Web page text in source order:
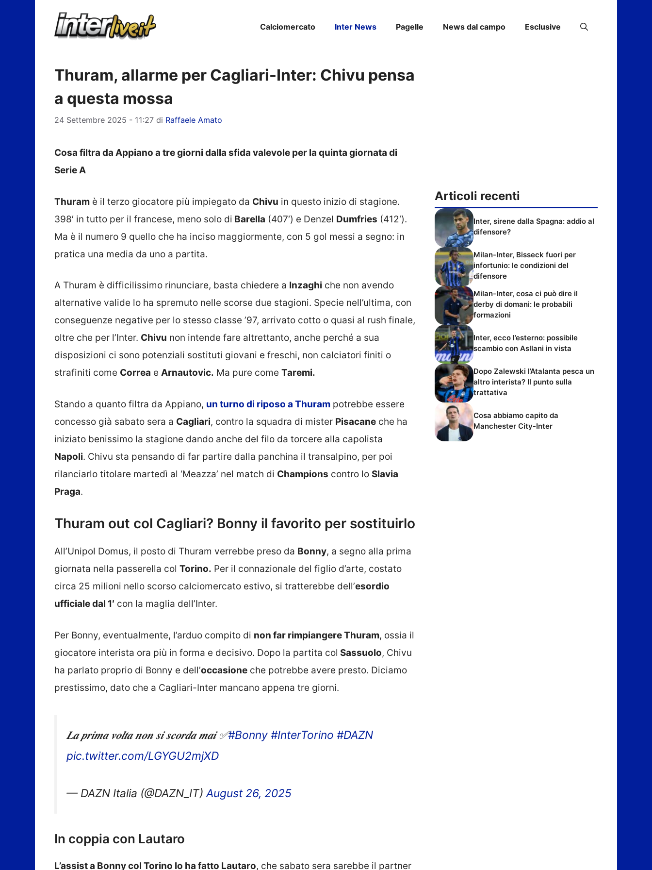
Calciomercato Inter News Pagelle News dal campo Esclusive
Thuram, allarme per Cagliari-Inter: Chivu pensa
a questa mossa
24 Settembre 2025 - 11:27 di Raffaele Amato
Cosa filtra da Appiano a tre giorni dalla sfida valevole per la quinta giornata di
Serie A
Thuram è il terzo giocatore più impiegato da Chivu in questo inizio di stagione.
398′ in tutto per il francese, meno solo di Barella (407′) e Denzel Dumfries (412′).
Ma è il numero 9 quello che ha inciso maggiormente, con 5 gol messi a segno: in
pratica una media da uno a partita.
A Thuram è difficilissimo rinunciare, basta chiedere a Inzaghi che non avendo
alternative valide lo ha spremuto nelle scorse due stagioni. Specie nell’ultima, con
conseguenze negative per lo stesso classe ’97, arrivato cotto o quasi al rush finale,
oltre che per l’Inter. Chivu non intende fare altrettanto, anche perché a sua
disposizioni ci sono potenziali sostituti giovani e freschi, non calciatori finiti o
strafiniti come Correa e Arnautovic. Ma pure come Taremi.
Stando a quanto filtra da Appiano, un turno di riposo a Thuram potrebbe essere
concesso già sabato sera a Cagliari, contro la squadra di mister Pisacane che ha
iniziato benissimo la stagione dando anche del filo da torcere alla capolista
Napoli. Chivu sta pensando di far partire dalla panchina il transalpino, per poi
rilanciarlo titolare martedì al ‘Meazza’ nel match di Champions contro lo Slavia
Praga.
Thuram out col Cagliari? Bonny il favorito per sostituirlo
All’Unipol Domus, il posto di Thuram verrebbe preso da Bonny, a segno alla prima
giornata nella passerella col Torino. Per il connazionale del figlio d’arte, costato
circa 25 milioni nello scorso calciomercato estivo, si tratterebbe dell’esordio
ufficiale dal 1′ con la maglia dell’Inter.
Per Bonny, eventualmente, l’arduo compito di non far rimpiangere Thuram, ossia il
giocatore interista ora più in forma e decisivo. Dopo la partita col Sassuolo, Chivu
ha parlato proprio di Bonny e dell’occasione che potrebbe avere presto. Diciamo
prestissimo, dato che a Cagliari-Inter mancano appena tre giorni.
𝑳𝒂 𝒑𝒓𝒊𝒎𝒂 𝒗𝒐𝒍𝒕𝒂 𝒏𝒐𝒏 𝒔𝒊 𝒔𝒄𝒐𝒓𝒅𝒂 𝒎𝒂𝒊 ✅#Bonny #InterTorino #DAZN
pic.twitter.com/LGYGU2mjXD
— DAZN Italia (@DAZN_IT)August 26, 2025
In coppia con Lautaro
L’assist a Bonny col Torino lo ha fatto Lautaro, che sabato sera sarebbe il partner
Articoli recenti
Inter, sirene dalla Spagna: addio al
difensore?
Milan-Inter, Bisseck fuori per
infortunio: le condizioni del
difensore
Milan-Inter, cosa ci può dire il
derby di domani: le probabili
formazioni
Inter, ecco l’esterno: possibile
scambio con Asllani in vista
Dopo Zalewski l’Atalanta pesca un
altro interista? Il punto sulla
trattativa
Cosa abbiamo capito da
Manchester City-Inter